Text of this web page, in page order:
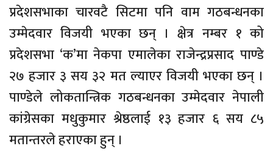
प्रदेशसभाका चारवटै सिटमा पनि वाम गठबन्धनका
उम्मेदवार विजयी भएका छन् । क्षेत्र नम्बर १ को
प्रदेशसभा ‘क’मा नेकपा एमालेका राजेन्द्रप्रसाद पाण्डे
२७ हजार ३ सय ३२ मत ल्याएर विजयी भएका छन् ।
पाण्डेले लोकतान्त्रिक गठबन्धनका उम्मेदवार नेपाली
कांग्रेसका मधुकुमार श्रेष्ठलाई १३ हजार ६ सय ८५
मतान्तरले हराएका हुन् ।